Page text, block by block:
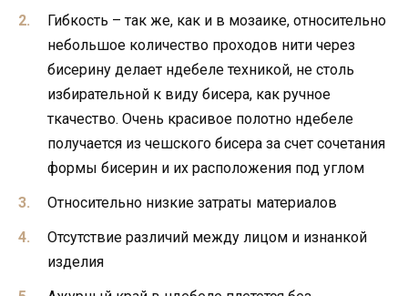
Гибкость – так же, как и в мозаике, относительно
небольшое количество проходов нити через
бисерину делает ндебеле техникой, не столь
избирательной к виду бисера, как ручное
ткачество. Очень красивое полотно ндебеле
получается из чешского бисера за счет сочетания
формы бисерин и их расположения под углом
Относительно низкие затраты материалов
Отсутствие различий между лицом и изнанкой
изделия